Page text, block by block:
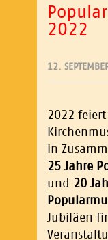
2022
12.
2022
in
25 Jahre
und 20
Jubiläen